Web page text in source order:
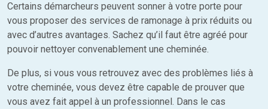
Certains démarcheurs peuvent sonner à votre porte pour
vous proposer des services de ramonage à prix réduits ou
avec d’autres avantages. Sachez qu’il faut être agréé pour
pouvoir nettoyer convenablement une cheminée.
De plus, si vous vous retrouvez avec des problèmes liés à
votre cheminée, vous devez être capable de prouver que
vous avez fait appel à un professionnel. Dans le cas